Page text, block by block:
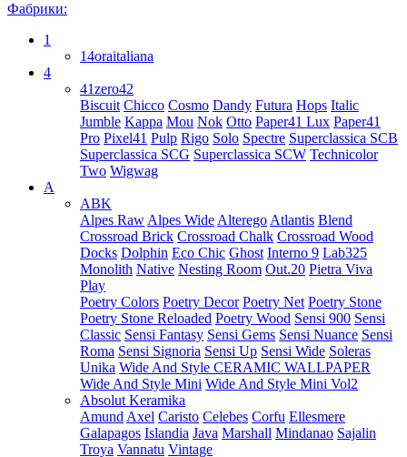
Фабрики:
1
14oraitaliana
4
41zero42
Biscuit Chicco Cosmo Dandy Futura Hops Italic
Jumble Kappa Mou Nok Otto Paper41 Lux Paper41
Pro Pixel41 Pulp Rigo Solo Spectre Superclassica SCB
Superclassica SCG Superclassica SCW Technicolor
Two Wigwag
A
ABK
Alpes Raw Alpes Wide Alterego Atlantis Blend
Crossroad Brick Crossroad Chalk Crossroad Wood
Docks Dolphin Eco Chic Ghost Interno 9 Lab325
Monolith Native Nesting Room Out.20 Pietra Viva
Play
Poetry Colors Poetry Decor Poetry Net Poetry Stone
Poetry Stone Reloaded Poetry Wood Sensi 900 Sensi
Classic Sensi Fantasy Sensi Gems Sensi Nuance Sensi
Roma Sensi Signoria Sensi Up Sensi Wide Soleras
Unika Wide And Style CERAMIC WALLPAPER
Wide And Style Mini Wide And Style Mini Vol2
Absolut Keramika
Amund Axel Caristo Celebes Corfu Ellesmere
Galapagos Islandia Java Marshall Mindanao Sajalin
Troya Vannatu Vintage